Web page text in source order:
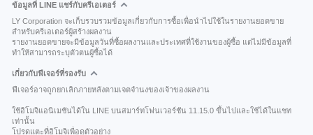
ข้อมูลที่ LINE แชร์กับครีเอเตอร์
LY Corporation จะเก็บรวบรวมข้อมูลเกี่ยวกับการซื้อเพื่อนำไปใช้ในรายงานยอดขาย
สำหรับครีเอเตอร์ผู้สร้างผลงาน
รายงานยอดขายจะมีข้อมูลวันที่ซื้อผลงานและประเทศที่ใช้งานของผู้ซื้อ แต่ไม่มีข้อมูลที่
ทำให้สามารถระบุตัวตนผู้ซื้อได้
เกี่ยวกับฟีเจอร์ที่รองรับ
ฟีเจอร์อาจถูกยกเลิกภายหลังตามเจตจำนงของเจ้าของผลงาน
ใช้อิโมจิแอนิเมชันได้ใน LINE บนสมาร์ทโฟนเวอร์ชัน 11.15.0 ขึ้นไปและใช้ได้ในแชท
เท่านั้น
โปรดแตะที่อิโมจิเพื่อดูตัวอย่าง